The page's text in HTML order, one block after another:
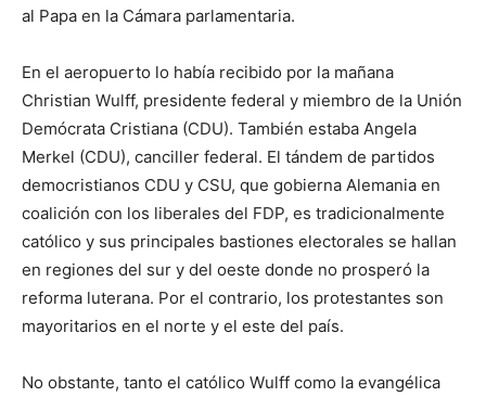
al Papa en la Cámara parlamentaria.
En el aeropuerto lo había recibido por la mañana
Christian Wulff, presidente federal y miembro de la Unión
Demócrata Cristiana (CDU). También estaba Angela
Merkel (CDU), canciller federal. El tándem de partidos
democristianos CDU y CSU, que gobierna Alemania en
coalición con los liberales del FDP, es tradicionalmente
católico y sus principales bastiones electorales se hallan
en regiones del sur y del oeste donde no prosperó la
reforma luterana. Por el contrario, los protestantes son
mayoritarios en el norte y el este del país.
No obstante, tanto el católico Wulff como la evangélica